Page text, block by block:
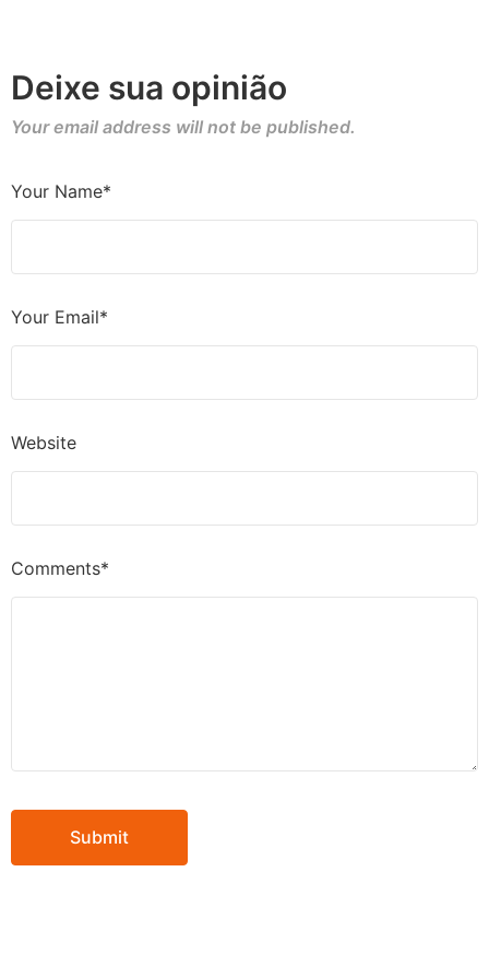
Deixe sua opinião
Your email address will not be published.
Comments*
Your Name*
Your Email*
Website